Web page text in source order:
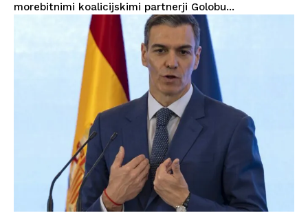
morebitnimi koalicijskimi partnerji Golobu...